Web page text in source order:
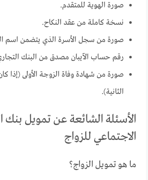
صورة الهوية للمتقدم.
نسخة كاملة من عقد النكاح.
صورة من سجل الأسرة الذي يتضمن اسم
رقم حساب الآيبان مصدق من البنك
صورة من شهادة وفاة الزوجة الأولى (إذا
الثانية).
الأسئلة الشائعة عن تمويل بنك
الاجتماعي للزواج
ما هو تمويل الزواج؟